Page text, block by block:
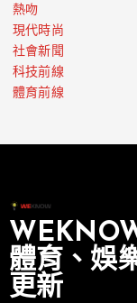
熱吻
現代時尚
社會新聞
科技前線
體育前線
體育、娛
更新